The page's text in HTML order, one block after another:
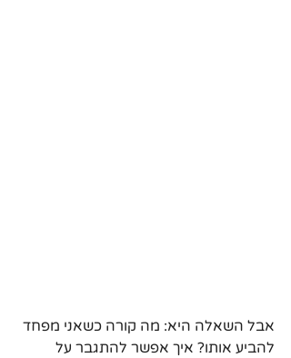
אבל השאלה היא: מה קורה כשאני מפחד
להביע אותו? איך אפשר להתגבר על